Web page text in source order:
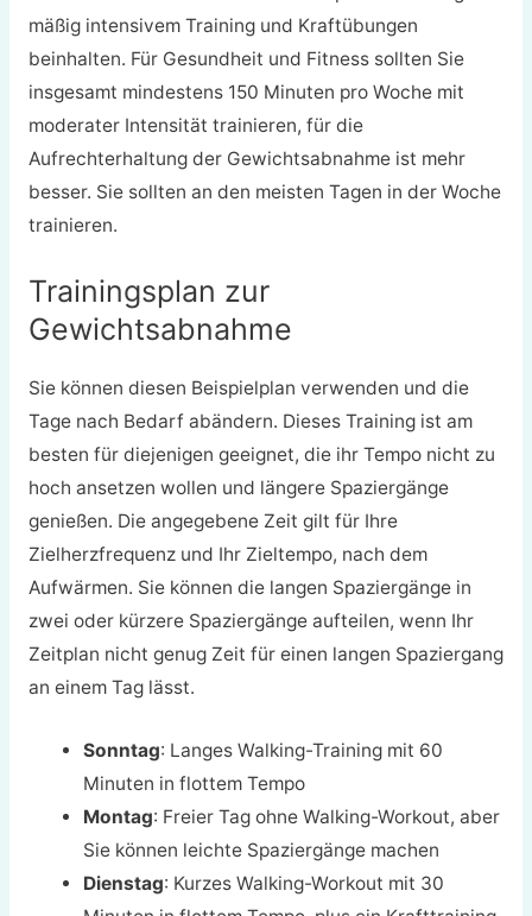
mäßig intensivem Training und Kraftübungen
beinhalten. Für Gesundheit und Fitness sollten Sie
insgesamt mindestens 150 Minuten pro Woche mit
moderater Intensität trainieren, für die
Aufrechterhaltung der Gewichtsabnahme ist mehr
besser. Sie sollten an den meisten Tagen in der Woche
trainieren.
Trainingsplan zur
Gewichtsabnahme
Sie können diesen Beispielplan verwenden und die
Tage nach Bedarf abändern. Dieses Training ist am
besten für diejenigen geeignet, die ihr Tempo nicht zu
hoch ansetzen wollen und längere Spaziergänge
genießen. Die angegebene Zeit gilt für Ihre
Zielherzfrequenz und Ihr Zieltempo, nach dem
Aufwärmen. Sie können die langen Spaziergänge in
zwei oder kürzere Spaziergänge aufteilen, wenn Ihr
Zeitplan nicht genug Zeit für einen langen Spaziergang
an einem Tag lässt.
Sonntag: Langes Walking-Training mit 60
Minuten in flottem Tempo
Montag: Freier Tag ohne Walking-Workout, aber
Sie können leichte Spaziergänge machen
Dienstag: Kurzes Walking-Workout mit 30